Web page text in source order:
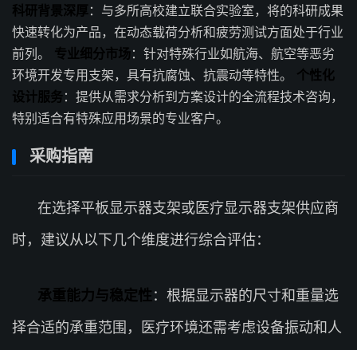
科研背景深厚：与多所高校建立联合实验室，将的科研成果
快速转化为产品，在动态载荷分析和疲劳测试方面处于行业
前列。 专业细分市场 ：针对特殊行业如航海、航空等恶劣
环境开发专用支架，具有抗腐蚀、抗震动等特性。 个性化
设计服务 ：提供从需求分析到方案设计的全流程技术咨询，
特别适合有特殊应用场景的专业客户。
采购指南
在选择平板显示器支架或医疗显示器支架供应商
时，建议从以下几个维度进行综合评估：
承重能力与稳定性：根据显示器的尺寸和重量选
择合适的承重范围，医疗环境还需考虑设备振动和人